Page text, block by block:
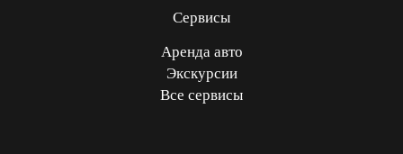
Сервисы
Аренда авто
Экскурсии
Все сервисы